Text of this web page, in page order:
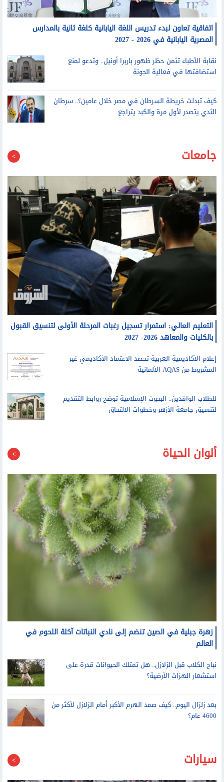
اتفاقية تعاون لبدء تدريس اللغة اليابانية كلغة ثانية بالمدارس
المصرية اليابانية في 2026 - 2027
نقابة الأطباء تثمن حظر ظهور باربرا أونيل.. وتدعو لمنع
استضافتها في فعالية الجونة
الثدي يتصدر لأول مرة والكبد يتراجع
التعليم العالي: استمرار تسجيل رغبات المرحلة الأولى لتنسيق القبول
بالكليات والمعاهد 2026- 2027
إعلام الأكاديمية العربية تحصد الاعتماد الأكاديمي غير
المشروط من AQAS الألمانية
لتنسيق جامعة الأزهر وخطوات الالتحاق
زهرة جبلية في الصين تنضم إلى نادي النباتات آكلة اللحوم في
العالم
نباح الكلاب قبل الزلازل.. هل تمتلك الحيوانات قدرة على
استشعار الهزات الأرضية؟
4600 عام؟